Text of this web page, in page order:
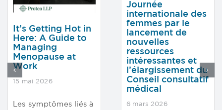
It’s Getting Hot in
Here: A Guide to
Managing
Menopause at
Work
15 mai 2026
Les symptômes liés à
Journée
internationale des
femmes par le
lancement de
nouvelles
ressources
intéressantes et
l’élargissement du
Conseil consultatif
médical
6 mars 2026